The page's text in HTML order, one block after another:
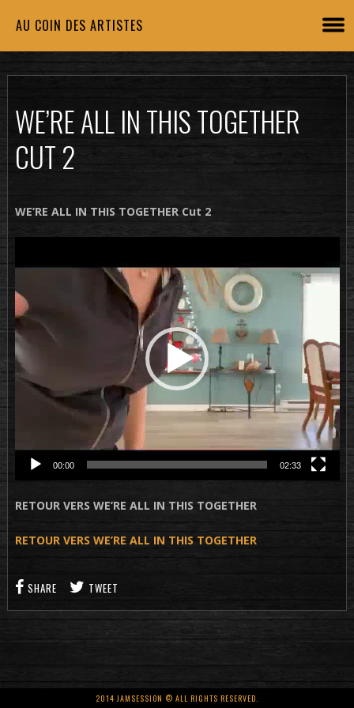
AU COIN DES ARTISTES
WE’RE ALL IN THIS TOGETHER
CUT 2
WE’RE ALL IN THIS TOGETHER Cut 2
vidéo
00:00 02:33
RETOUR VERS WE’RE ALL IN THIS TOGETHER
RETOUR VERS WE’RE ALL IN THIS TOGETHER
SHARE TWEET
2014 JAMSESSION © ALL RIGHTS RESERVED.